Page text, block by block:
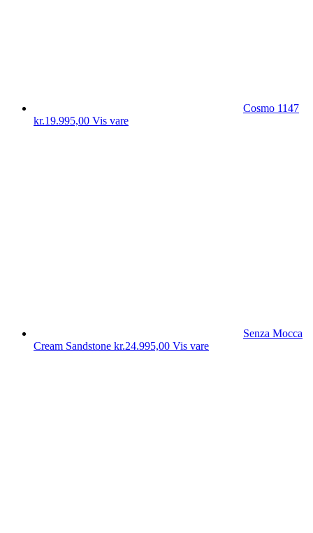
Cosmo 1147
kr.19.995,00 Vis vare
Senza Mocca
Cream Sandstone kr.24.995,00 Vis vare